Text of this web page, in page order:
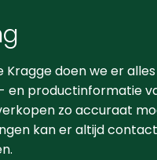
Kragge doen we er
en productinformatie
zo accuraat
kan er altijd